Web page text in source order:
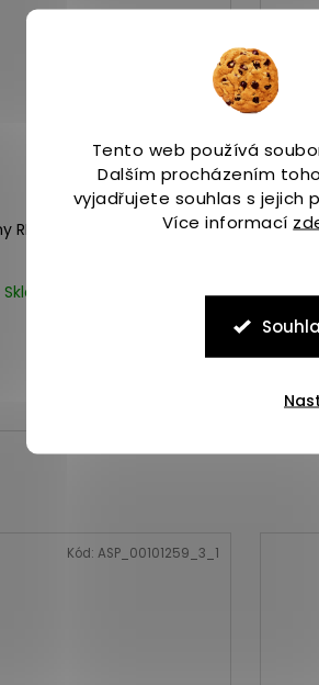
Tento web používá
Dalším procházením
vyjadřujete souhlas s jejich
Více informací
3 999
KČ
RIDE 16 mauve/indigo
Skladem
38
Kód: ASP_00101259_3_1